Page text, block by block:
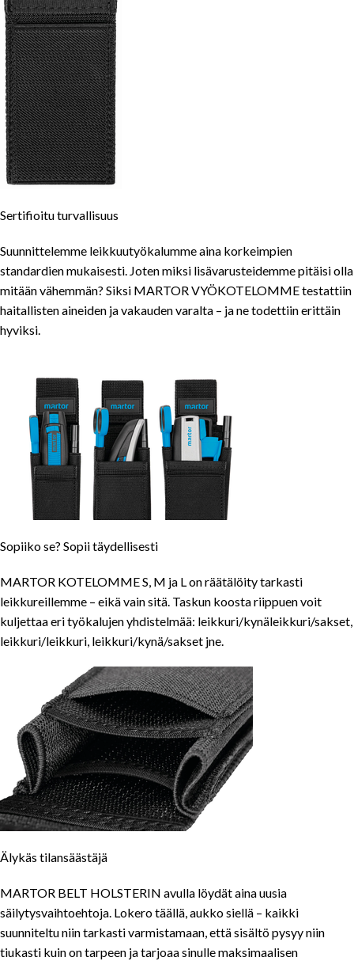
Sertifioitu turvallisuus
Suunnittelemme leikkuutyökalumme aina korkeimpien
standardien mukaisesti. Joten miksi lisävarusteidemme pitäisi olla
mitään vähemmän? Siksi MARTOR VYÖKOTELOMME testattiin
haitallisten aineiden ja vakauden varalta – ja ne todettiin erittäin
hyviksi.
Sopiiko se? Sopii täydellisesti
MARTOR KOTELOMME S, M ja L on räätälöity tarkasti
leikkureillemme – eikä vain sitä. Taskun koosta riippuen voit
kuljettaa eri työkalujen yhdistelmää: leikkuri/kynäleikkuri/sakset,
leikkuri/leikkuri, leikkuri/kynä/sakset jne.
Älykäs tilansäästäjä
MARTOR BELT HOLSTERIN avulla löydät aina uusia
säilytysvaihtoehtoja. Lokero täällä, aukko siellä – kaikki
suunniteltu niin tarkasti varmistamaan, että sisältö pysyy niin
tiukasti kuin on tarpeen ja tarjoaa sinulle maksimaalisen